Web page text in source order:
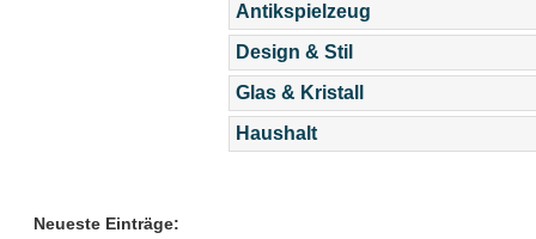
Antikspielzeug
Design & Stil
Glas & Kristall
Haushalt
Neueste Einträge: